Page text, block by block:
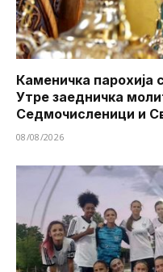
Каменичка парохија
Утре заедничка
Седмочисленици и
08/08/2026